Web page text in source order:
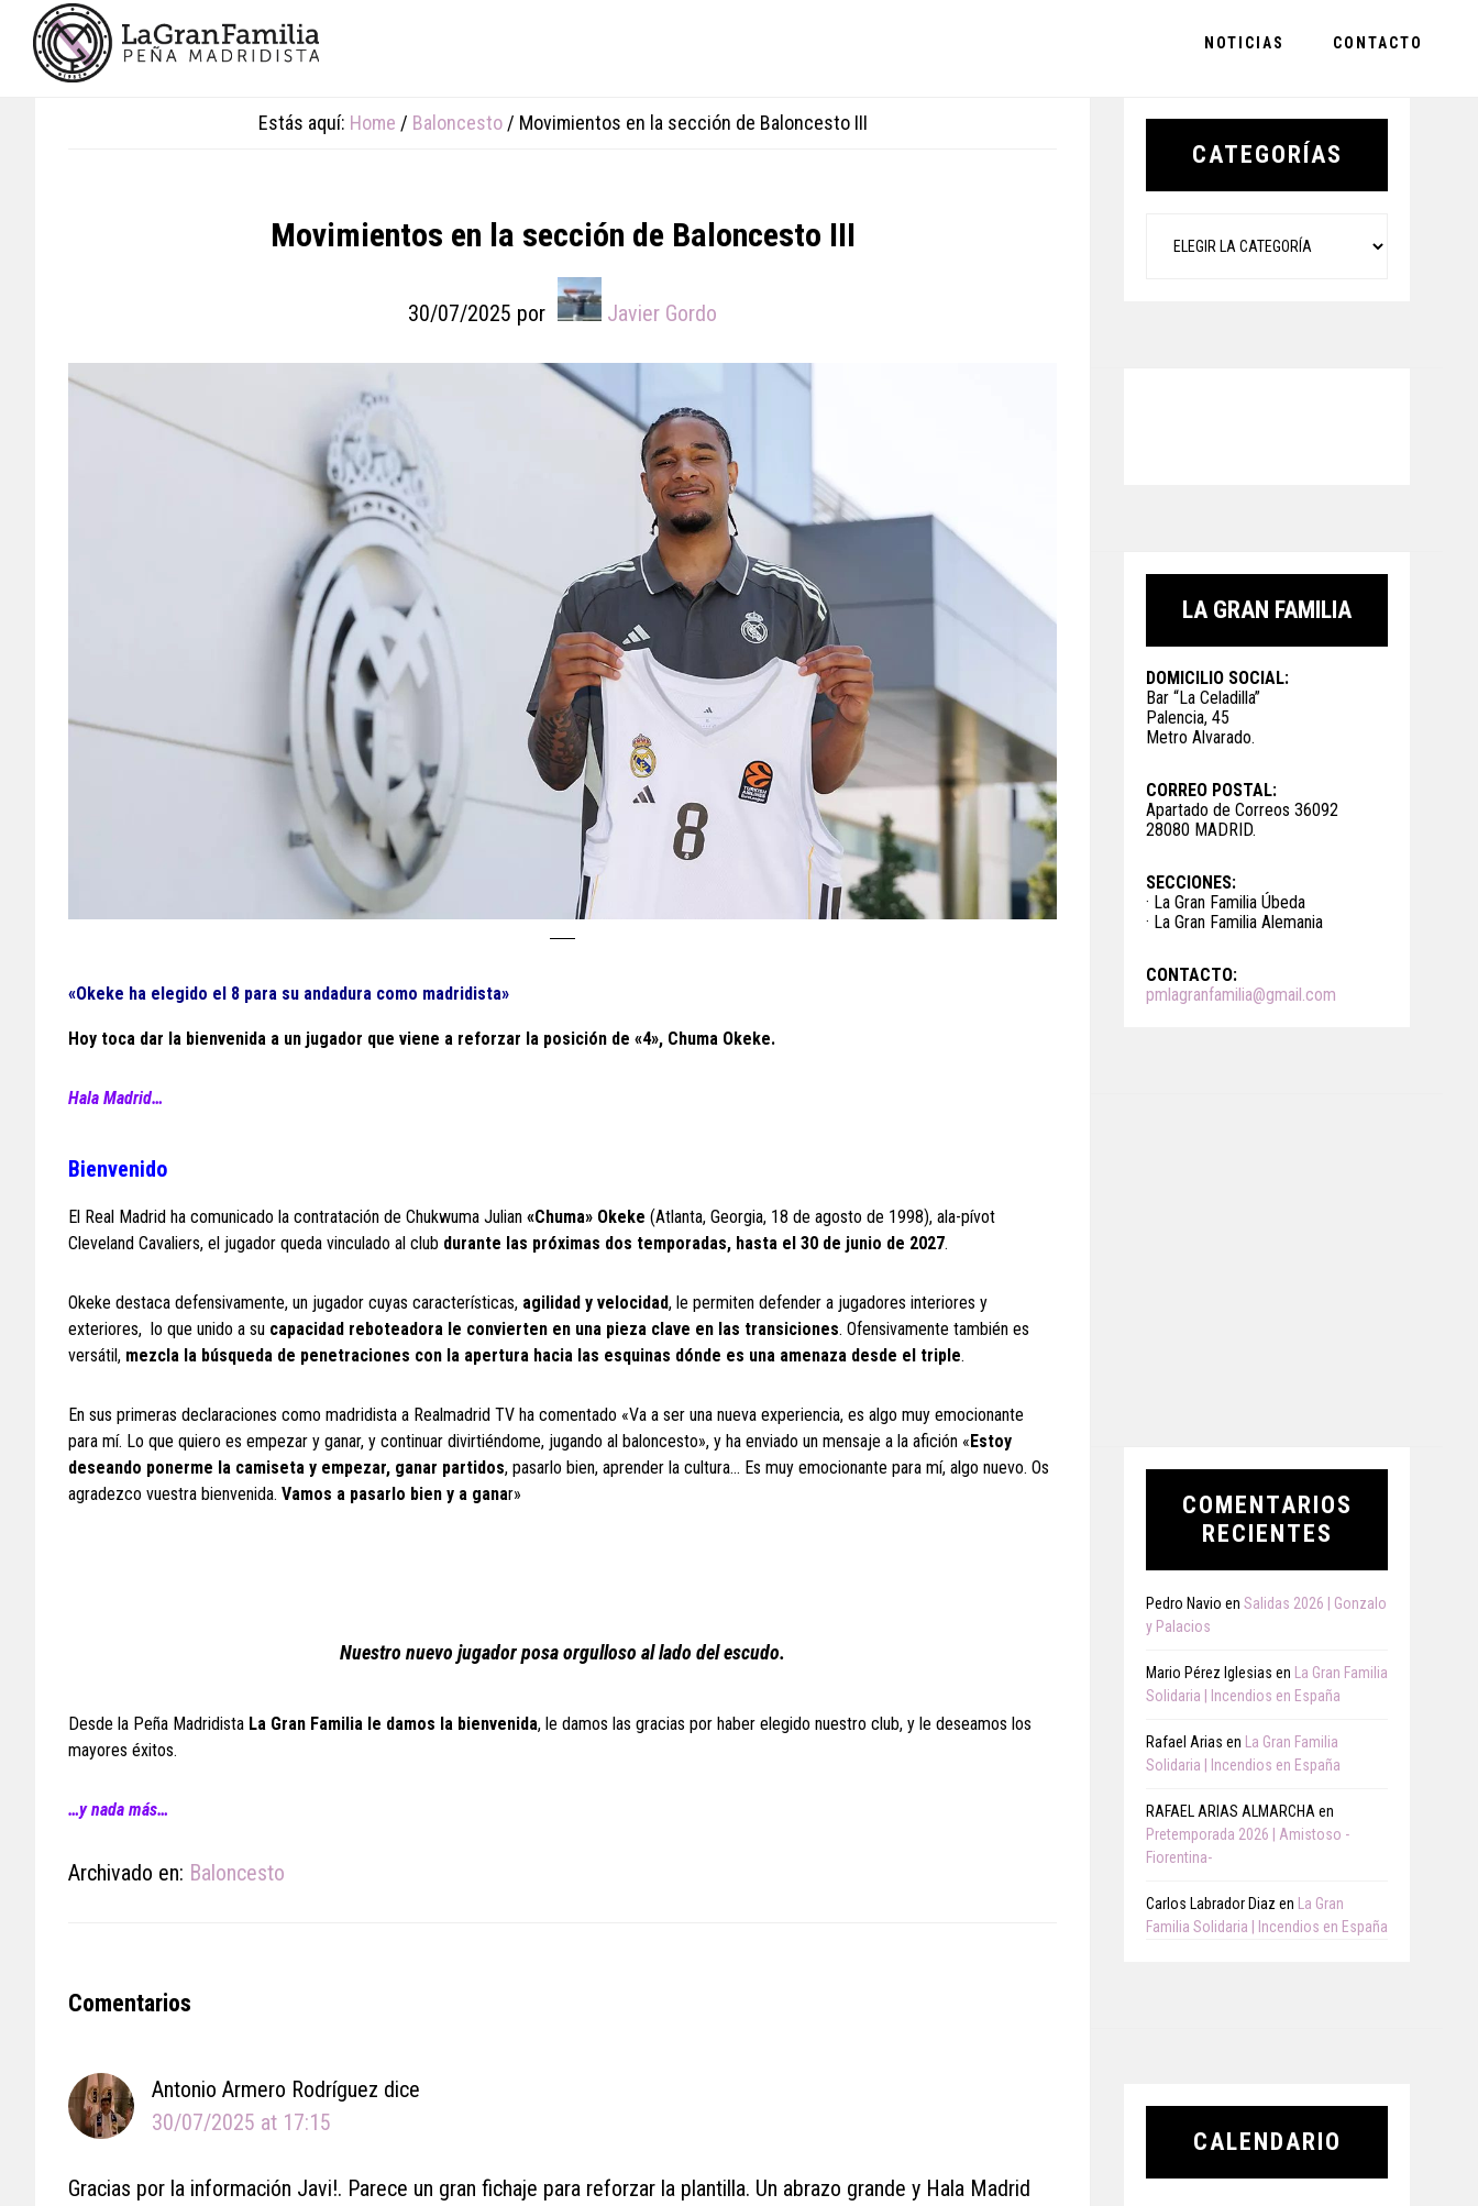
primary
footer
NOTICIAS CONTACTO
Estás aquí: Home / Baloncesto / Movimientos en la sección de Baloncesto III
Movimientos en la sección de Baloncesto III
30/07/2025 por Javier Gordo
«Okeke ha elegido el 8 para su andadura como madridista»
Hoy toca dar la bienvenida a un jugador que viene a reforzar la posición de «4», Chuma Okeke.
Hala Madrid…
Bienvenido
El Real Madrid ha comunicado la contratación de Chukwuma Julian «Chuma» Okeke (Atlanta, Georgia, 18 de agosto de 1998), ala-pívot
Cleveland Cavaliers, el jugador queda vinculado al club durante las próximas dos temporadas, hasta el 30 de junio de 2027.
Okeke destaca defensivamente, un jugador cuyas características, agilidad y velocidad, le permiten defender a jugadores interiores y
exteriores, lo que unido a su capacidad reboteadora le convierten en una pieza clave en las transiciones. Ofensivamente también es
versátil, mezcla la búsqueda de penetraciones con la apertura hacia las esquinas dónde es una amenaza desde el triple.
En sus primeras declaraciones como madridista a Realmadrid TV ha comentado «Va a ser una nueva experiencia, es algo muy emocionante
para mí. Lo que quiero es empezar y ganar, y continuar divirtiéndome, jugando al baloncesto», y ha enviado un mensaje a la afición «Estoy
deseando ponerme la camiseta y empezar, ganar partidos, pasarlo bien, aprender la cultura… Es muy emocionante para mí, algo nuevo. Os
agradezco vuestra bienvenida. Vamos a pasarlo bien y a ganar»
Nuestro nuevo jugador posa orgulloso al lado del escudo.
Desde la Peña Madridista La Gran Familia le damos la bienvenida, le damos las gracias por haber elegido nuestro club, y le deseamos los
mayores éxitos.
…y nada más…
Archivado en: Baloncesto
Reader
Comentarios
Antonio Armero Rodríguez dice
30/07/2025 at 17:15
Gracias por la información Javi!. Parece un gran fichaje para reforzar la plantilla. Un abrazo grande y Hala Madrid
Primary
CATEGORÍAS
LA GRAN FAMILIA
DOMICILIO SOCIAL:
Bar “La Celadilla”
Palencia, 45
Metro Alvarado.
CORREO POSTAL:
Apartado de Correos 36092
28080 MADRID.
SECCIONES:
· La Gran Familia Úbeda
· La Gran Familia Alemania
CONTACTO:
pmlagranfamilia@gmail.com
COMENTARIOS
RECIENTES
Pedro Navio en Salidas 2026 | Gonzalo
y Palacios
Mario Pérez Iglesias en
La Gran Familia
Solidaria | Incendios en España
Rafael Arias en
La Gran Familia
Solidaria | Incendios en España
RAFAEL ARIAS ALMARCHA en
Pretemporada 2026 | Amistoso -
Fiorentina-
Carlos Labrador Diaz en
La Gran
Familia Solidaria | Incendios en España
CALENDARIO